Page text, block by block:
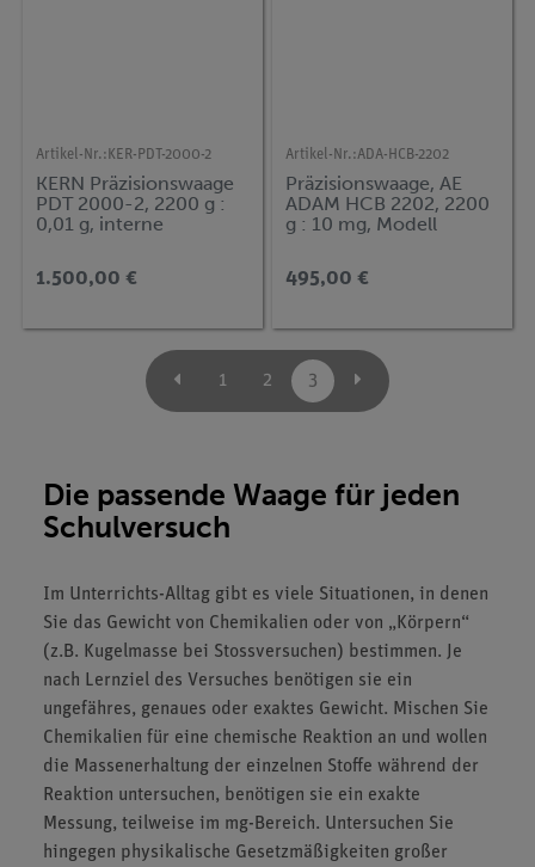
Artikel-Nr.: KER-PDT-2000-2
KERN Präzisionswaage
PDT 2000-2, 2200 g :
0,01 g, interne
1.500,00 €
Artikel-Nr.:ADA-HCB-2202
Präzisionswaage, AE
ADAM HCB 2202, 2200
g : 10 mg, Modell
495,00 €
1 2 3
Die passende Waage für jeden
Schulversuch
Im Unterrichts-Alltag gibt es viele Situationen, in denen
Sie das Gewicht von Chemikalien oder von „Körpern“
(z.B. Kugelmasse bei Stossversuchen) bestimmen. Je
nach Lernziel des Versuches benötigen sie ein
ungefähres, genaues oder exaktes Gewicht. Mischen Sie
Chemikalien für eine chemische Reaktion an und wollen
die Massenerhaltung der einzelnen Stoffe während der
Reaktion untersuchen, benötigen sie ein exakte
Messung, teilweise im mg-Bereich. Untersuchen Sie
hingegen physikalische Gesetzmäßigkeiten großer